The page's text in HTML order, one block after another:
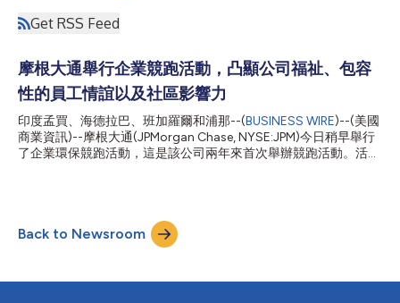
Get RSS Feed
摩根大通舉行企業競跑活動，凸顯公司福祉、包容
性的員工情誼以及社區影響力
印度孟買、海德拉巴、班加羅爾和浦那--(BUSINESS WIRE)--(美國
商業資訊)--摩根大通(JPMorgan Chase, NYSE:JPM)今日稍早舉行
了企業環保競跑活動，這是該公司兩年來首次舉辦競跑活動。活動
活動10週年，該活動是迄今為止印度規模最大的企業員工競跑活動
之一。除了為兒童福利和教育事業籌集資金之外，競跑活動還是一
項零廢棄物活動，這表示在該活動產生的廢棄物中，最終被填埋的
賽。活動還設置了其他賽事中不常見的一些組別，如50歲以上年
Back to Newsroom